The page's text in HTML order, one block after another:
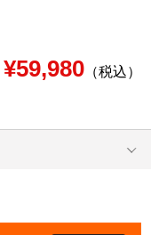
¥59,980（税込）